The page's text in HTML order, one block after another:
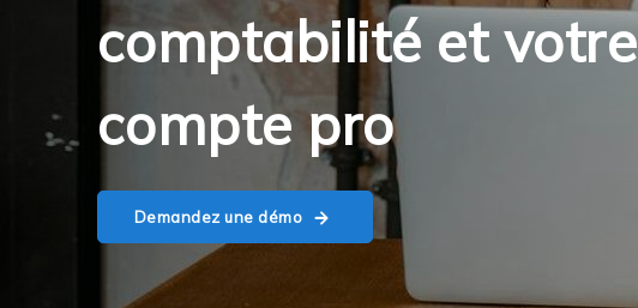
comptabilité et votre
compte pro
Demandez une démo